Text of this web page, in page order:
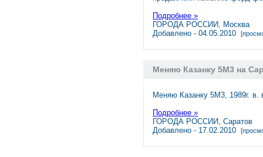
Подробнее »
ГОРОДА РОССИИ, Москва
Добавлено - 04.05.2010
Меняю Казанку 5М3 на
Меняю Казанку 5М3, 1989г.
Подробнее »
ГОРОДА РОССИИ, Саратов
Добавлено - 17.02.2010